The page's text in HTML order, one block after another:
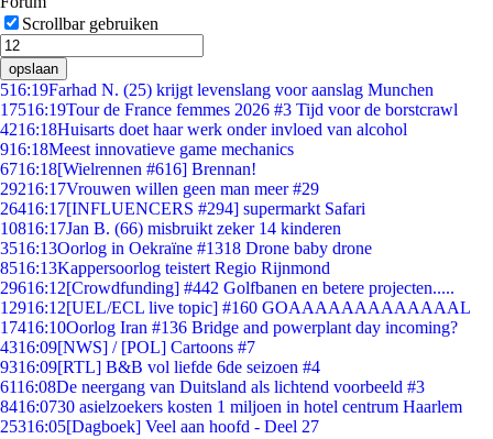
Scrollbar gebruiken
opslaan
516:19Farhad N. (25) krijgt levenslang voor aanslag Munchen
17516:19Tour de France femmes 2026 #3 Tijd voor de borstcrawl
4216:18Huisarts doet haar werk onder invloed van alcohol
916:18Meest innovatieve game mechanics
6716:18[Wielrennen #616] Brennan!
29216:17Vrouwen willen geen man meer #29
26416:17[INFLUENCERS #294] supermarkt Safari
10816:17Jan B. (66) misbruikt zeker 14 kinderen
3516:13Oorlog in Oekraïne #1318 Drone baby drone
8516:13Kappersoorlog teistert Regio Rijnmond
29616:12[Crowdfunding] #442 Golfbanen en betere projecten.....
12916:12[UEL/ECL live topic] #160 GOAAAAAAAAAAAAAL
17416:10Oorlog Iran #136 Bridge and powerplant day incoming?
4316:09[NWS] / [POL] Cartoons #7
9316:09[RTL] B&B vol liefde 6de seizoen #4
6116:08De neergang van Duitsland als lichtend voorbeeld #3
8416:0730 asielzoekers kosten 1 miljoen in hotel centrum Haarlem
25316:05[Dagboek] Veel aan hoofd - Deel 27